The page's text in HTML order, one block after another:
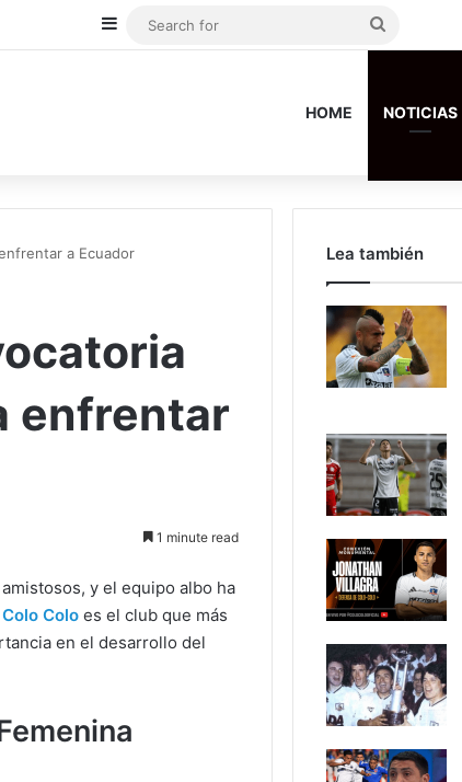
Sidebar
HOME NOTICIAS
a Ecuador
enfrentar
1 minute read
y el equipo albo ha
Colo Colo es el club que más
en el desarrollo del
Lea también